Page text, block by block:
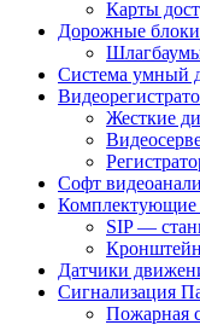
Карты
Дорожные
Система умный
Жесткие
Софт
Комплектующие
SIP —
Датчики
Сигнализация
Пожарная